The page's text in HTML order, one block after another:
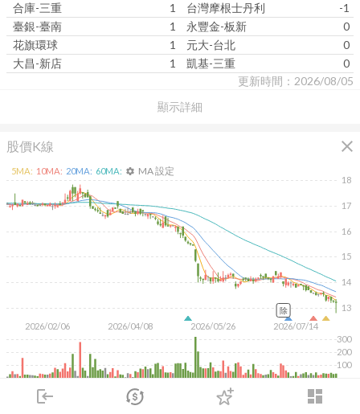
login dashboard
市場 登入
顯示詳細
合庫-三重
1
臺銀-臺南
1
花旗環球
1
大昌-新店
1
台灣摩根士丹利
-1
永豐金-板新
0
元大-台北
0
凱基-三重
0
更新時間：2026/08/05
股價K線 close
2026/02/06 2026/04/08 2026/05/26 2026/07/14
13
14
15
16
17
18
100
200
300
5MA: 10MA: 20MA: 60MA: settings MA 設定
除
KD RSI 手勢操作